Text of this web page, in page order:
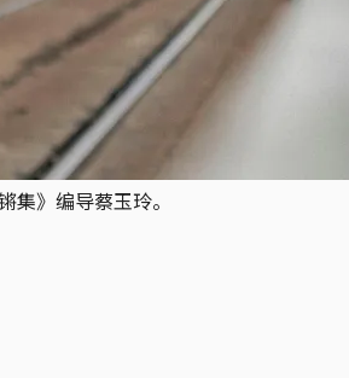
集》编导蔡玉玲。